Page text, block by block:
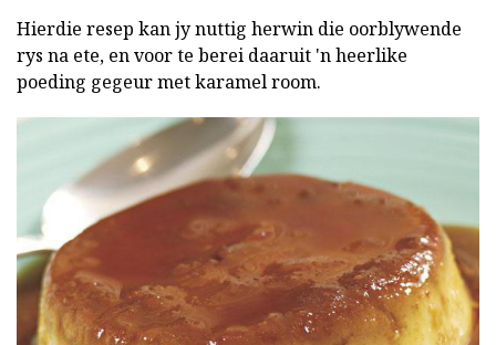
Hierdie resep kan jy nuttig herwin die oorblywende
rys na ete, en voor te berei daaruit 'n heerlike
poeding gegeur met karamel room.